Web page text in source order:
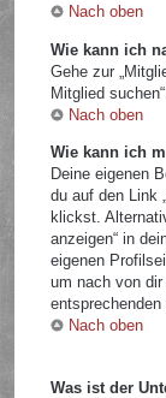
Nach oben
Wie kann ich
Gehe zur
Mitglied suchen“.
Nach oben
Wie kann ich
Deine eigenen
du auf den Link
klickst.
anzeigen“ in
eigenen
um nach von
Nach oben
Was ist der